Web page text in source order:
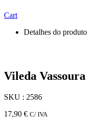
Cart
Detalhes do produto
Vileda
SKU : 2586
17,90 € C/ IVA